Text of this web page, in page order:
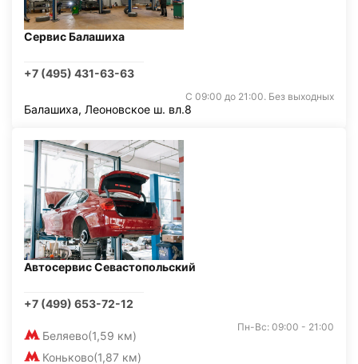
Сервис Балашиха
+7 (495) 431-63-63
С 09:00 до 21:00. Без выходных
Балашиха, Леоновское ш. вл.8
Автосервис Севастопольский
+7 (499) 653-72-12
Беляево(1,59 км)
Коньково(1,87 км)
Пн-Вс: 09:00 - 21:00